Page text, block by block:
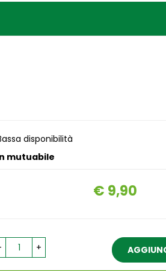
disponibilità
mutuabile
Prezzo
€ 9,90
+